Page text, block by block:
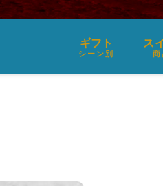
ギフト
シーン別
ス
商